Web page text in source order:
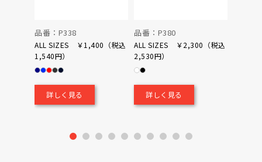
品番：P338
ALL SIZES ￥1,400（税込
1,540円）
詳しく見る
品番：P380
ALL SIZES ￥2,300（税込
2,530円）
詳しく見る
3 4 5 6 7 8 9 10